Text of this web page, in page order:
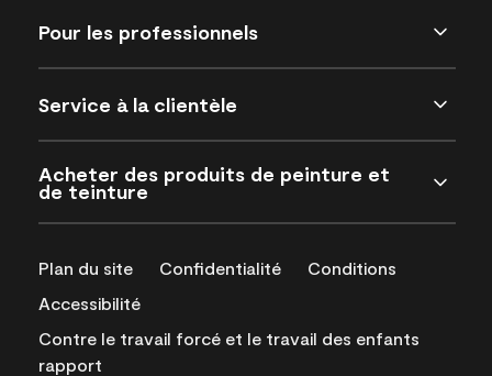
Pour les professionnels
Service à la clientèle
Acheter des produits de peinture et
de teinture
Plan du site Confidentialité
Conditions
Accessibilité
Contre le travail forcé et le travail des enfants
rapport